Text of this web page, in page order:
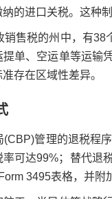
的进口关税。这种
税的州中，有38
单、空运单等运输
存在区域性差异。
管理的退税程序
可达99%；替代退
3495表格，并附